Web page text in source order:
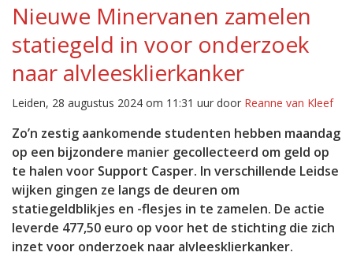
Nieuwe Minervanen zamelen
statiegeld in voor onderzoek
naar alvleesklierkanker
Leiden, 28 augustus 2024 om 11:31 uur door Reanne van Kleef
Zo’n zestig aankomende studenten hebben maandag
op een bijzondere manier gecollecteerd om geld op
te halen voor Support Casper. In verschillende Leidse
wijken gingen ze langs de deuren om
statiegeldblikjes en -flesjes in te zamelen. De actie
leverde 477,50 euro op voor het de stichting die zich
inzet voor onderzoek naar alvleesklierkanker.